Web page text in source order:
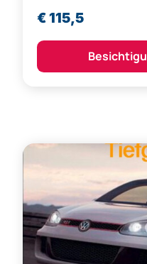
Dornbirn, Dornbirn
Tiefgaragenplatz